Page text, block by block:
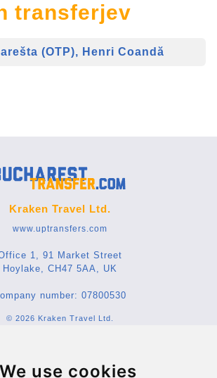
We use cookies
transferjev
(OTP), Henri Coandă
Kraken Travel Ltd.
www.uptransfers.com
1, 91 Market Street
Hoylake, CH47 5AA, UK
number: 07800530
© 2026 Kraken Travel Ltd.
Blog